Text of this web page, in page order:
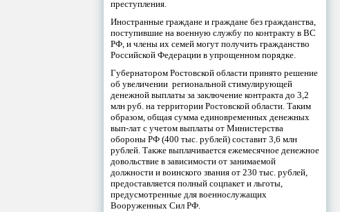
преступления.
Иностранные граждане и граждане без гражданства,
поступившие на военную службу по контракту в ВС
РФ, и члены их семей могут получить гражданство
Российской Федерации в упрощенном порядке.
Губернатором Ростовской области принято решение
об увеличении региональной стимулирующей
денежной выплаты за заключение контракта до 3,2
млн руб. на территории Ростовской области. Таким
образом, общая сумма единовременных денежных
вып-лат с учетом выплаты от Министерства
обороны РФ (400 тыс. рублей) составит 3,6 млн
рублей. Также выплачивается ежемесячное денежное
довольствие в зависимости от занимаемой
должности и воинского звания от 230 тыс. рублей,
предоставляется полный соцпакет и льготы,
предусмотренные для военнослужащих
Вооруженных Сил РФ.